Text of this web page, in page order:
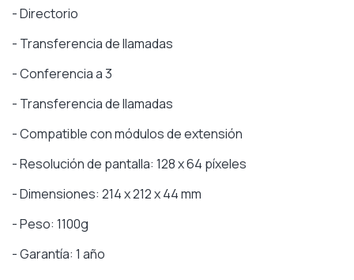
- Directorio
- Transferencia de llamadas
- Conferencia a 3
- Transferencia de llamadas
- Compatible con módulos de extensión
- Resolución de pantalla: 128 x 64 píxeles
- Dimensiones: 214 x 212 x 44 mm
- Peso: 1100g
- Garantía: 1 año